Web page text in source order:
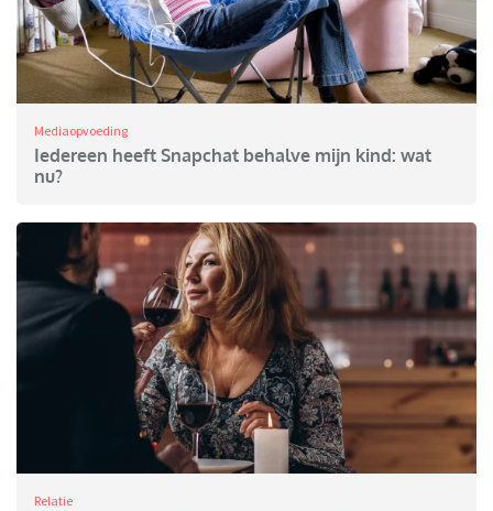
Mediaopvoeding
Iedereen heeft Snapchat behalve mijn kind: wat
nu?
Relatie